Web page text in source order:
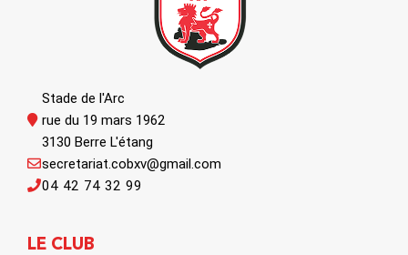
Stade de l'Arc
rue du 19 mars 1962
3130 Berre L'étang
04 42 74 32 99
secretariat.cobxv@gmail.com
LE CLUB